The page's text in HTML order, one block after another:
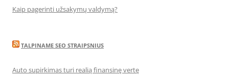
Kaip pagerinti užsakymų valdymą?
TALPINAME SEO STRAIPSNIUS
Auto supirkimas turi realią finansinę vertę